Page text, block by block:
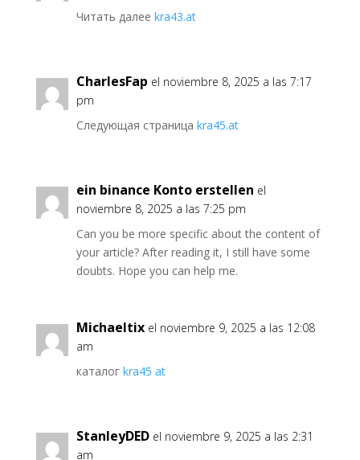
Читать далее kra43.at
CharlesFap el noviembre 8, 2025 a las 7:17
pm
Следующая страница kra45.at
ein binance Konto erstellen el
noviembre 8, 2025 a las 7:25 pm
Can you be more specific about the content of
your article? After reading it, I still have some
doubts. Hope you can help me.
Michaeltix el noviembre 9, 2025 a las 12:08
am
каталог kra45 at
StanleyDED el noviembre 9, 2025 a las 2:31
am